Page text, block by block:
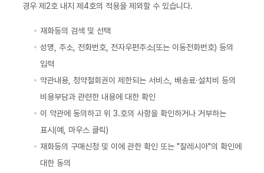
경우 제2호 내지 제4호의 적용을 제외할 수 있습니다.
재화등의 검색 및 선택
성명, 주소, 전화번호, 전자우편주소(또는 이동전화번호) 등의
입력
약관내용, 청약철회권이 제한되는 서비스, 배송료·설치비 등의
비용부담과 관련한 내용에 대한 확인
이 약관에 동의하고 위 3.호의 사항을 확인하거나 거부하는
표시(예, 마우스 클릭)
재화등의 구매신청 및 이에 관한 확인 또는 "잘레시아"의 확인에
대한 동의